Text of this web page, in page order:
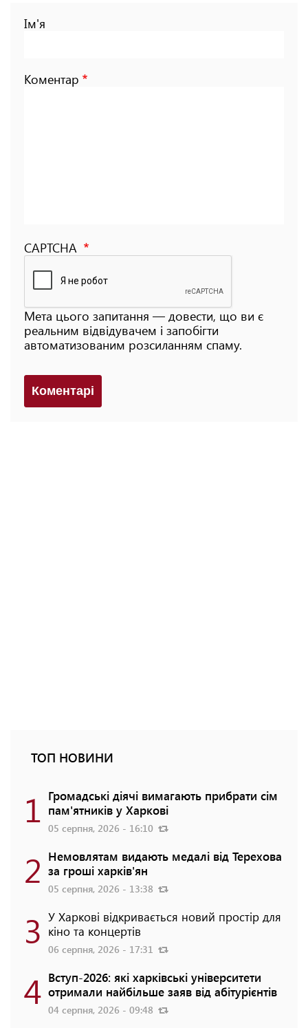
Ім'я
Коментар
CAPTCHA
Мета цього запитання — довести, що ви є
реальним відвідувачем і запобігти
автоматизованим розсиланням спаму.
Коментарi
ТОП НОВИНИ
1 Громадські діячі вимагають прибрати сім
пам'ятників у Харкові
05 серпня, 2026 - 16:10
2 Немовлятам видають медалі від Терехова
за гроші харків'ян
05 серпня, 2026 - 13:38
3 У Харкові відкривається новий простір для
кіно та концертів
06 серпня, 2026 - 17:31
4 Вступ-2026: які харківські університети
отримали найбільше заяв від абітурієнтів
04 серпня, 2026 - 09:48